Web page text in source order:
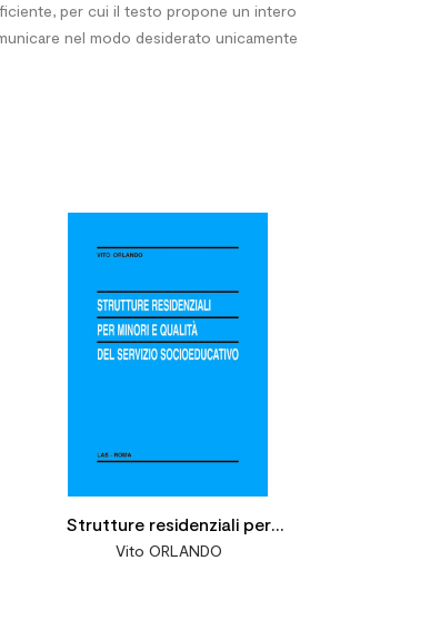
per cui il testo propone un intero
nel modo desiderato unicamente
Strutture residenziali per
minori e qualità del servizio
Vito ORLANDO